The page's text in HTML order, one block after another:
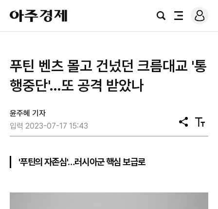
아
주
경
검
전
로
그
푸틴 벤츠 몰고 건넜던 크름대교 '통
행중단'…또 공격 받았나
윤주혜 기자
입력 2023-07-17 15:43
공
유
텍
스
'푸틴의 자존심'…러시아군 핵심 보급로